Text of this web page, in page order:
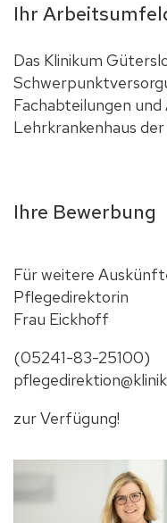
Ihr
Das Klinikum
Fachabteilungen und
Lehrkrankenhaus
Ihre Bewerbung
Für weitere
Pflegedirektorin
Frau Eickhoff
(05241-83-25100)
zur Verfügung!